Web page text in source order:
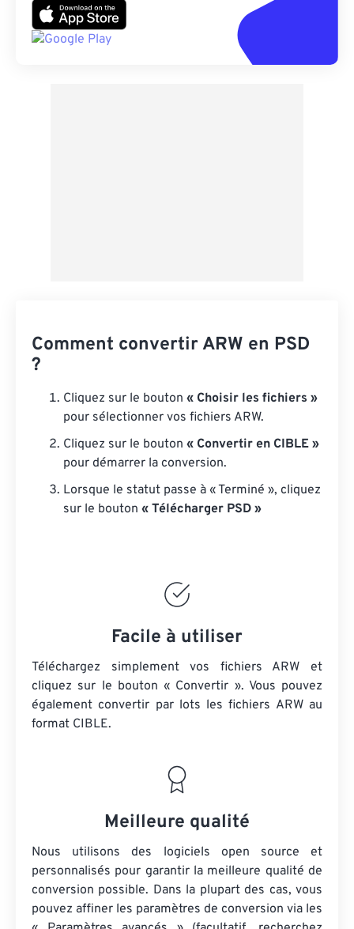
Comment convertir ARW en PSD
?
Cliquez sur le bouton « Choisir les fichiers »
pour sélectionner vos fichiers ARW.
Cliquez sur le bouton « Convertir en CIBLE »
pour démarrer la conversion.
Lorsque le statut passe à « Terminé », cliquez
sur le bouton « Télécharger PSD »
Facile à utiliser
Téléchargez simplement vos fichiers ARW et
cliquez sur le bouton « Convertir ». Vous pouvez
également convertir par lots les fichiers ARWau
format CIBLE.
Meilleure qualité
Nous utilisons des logiciels open source et
personnalisés pour garantir la meilleure qualité de
conversion possible. Dans la plupart des cas, vous
pouvez affiner les paramètres de conversion via les